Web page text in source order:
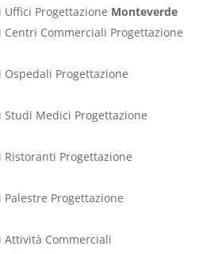
Progettazione Monteverde
Commerciali Progettazione
Progettazione
Medici Progettazione
Progettazione
Progettazione
Commerciali